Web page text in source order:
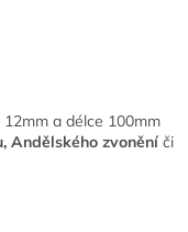
a délce 100mm
Andělského zvonění či